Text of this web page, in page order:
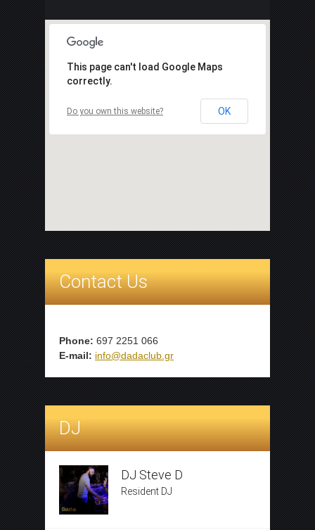
This page can't load Google Maps
correctly.
Do you own this website? OK
Contact Us
Phone: 697 2251 066
E-mail: info@dadaclub.gr
DJ
DJ Steve D
Resident DJ